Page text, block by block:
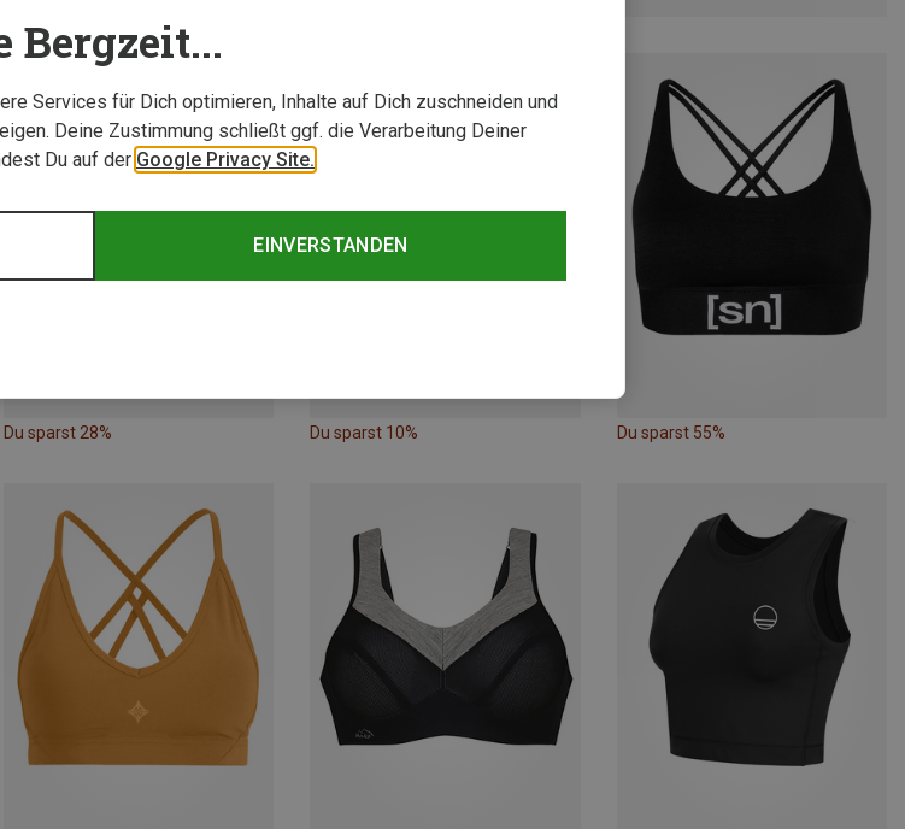
Du sparst 28% Du sparst 10% Du sparst 55%
Bergzeit...
Services für Dich optimieren, Inhalte auf Dich zuschneiden und
Deine Zustimmung schließt ggf. die Verarbeitung Deiner
Du auf der Google Privacy Site.
EINVERSTANDEN